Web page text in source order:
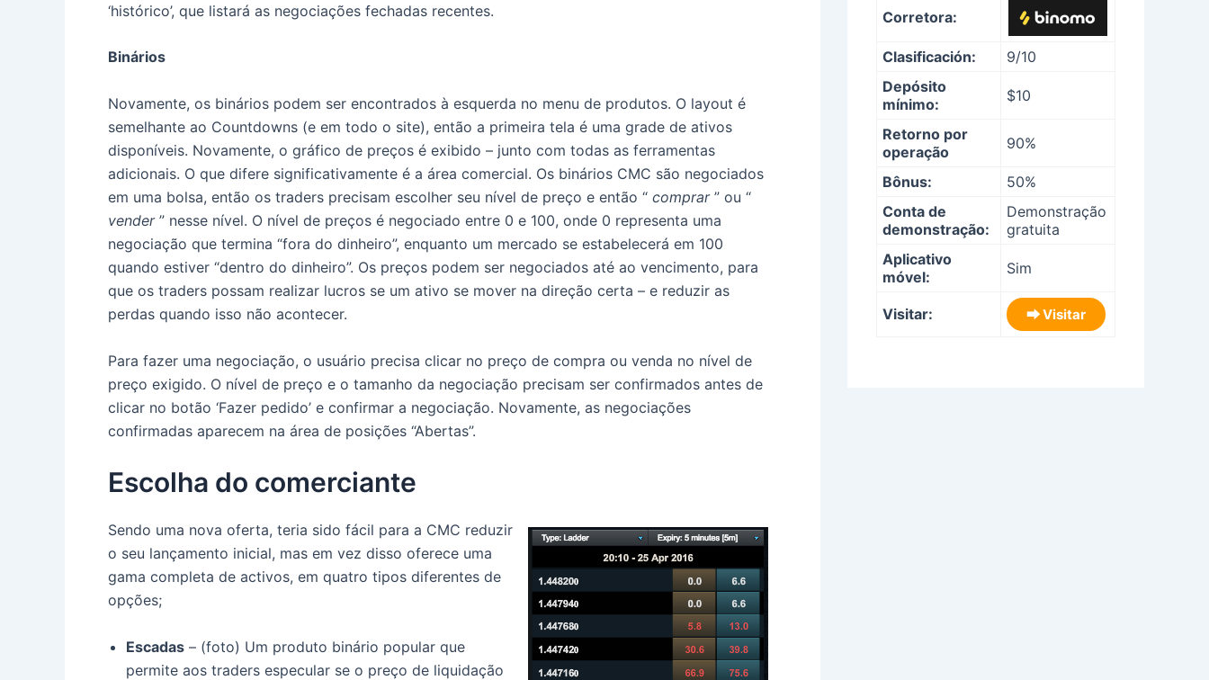
‘histórico’, que listará as negociações fechadas recentes.
Binários
Novamente, os binários podem ser encontrados à esquerda no menu de produtos. O layout é
semelhante ao Countdowns (e em todo o site), então a primeira tela é uma grade de ativos
disponíveis. Novamente, o gráfico de preços é exibido – junto com todas as ferramentas
adicionais. O que difere significativamente é a área comercial. Os binários CMC são negociados
em uma bolsa, então os traders precisam escolher seu nível de preço e então “ comprar” ou “
vender” nesse nível. O nível de preços é negociado entre 0 e 100, onde 0 representa uma
negociação que termina “fora do dinheiro”, enquanto um mercado se estabelecerá em 100
quando estiver “dentro do dinheiro”. Os preços podem ser negociados até ao vencimento, para
que os traders possam realizar lucros se um ativo se mover na direção certa – e reduzir as
perdas quando isso não acontecer.
Para fazer uma negociação, o usuário precisa clicar no preço de compra ou venda no nível de
preço exigido. O nível de preço e o tamanho da negociação precisam ser confirmados antes de
clicar no botão ‘Fazer pedido’ e confirmar a negociação. Novamente, as negociações
confirmadas aparecem na área de posições “Abertas”.
Escolha do comerciante
Sendo uma nova oferta, teria sido fácil para a CMC reduzir
o seu lançamento inicial, mas em vez disso oferece uma
gama completa de activos, em quatro tipos diferentes de
opções;
Escadas – (foto) Um produto binário popular que
permite aos traders especular se o preço de liquidação
Corretora:
Clasificación:
9/10
Depósito
mínimo:
$10
Retorno por
operação
90%
Bônus:
50%
Conta de
demonstração:
Demonstração
gratuita
Aplicativo
móvel:
Sim
Visitar: ⮕ Visitar